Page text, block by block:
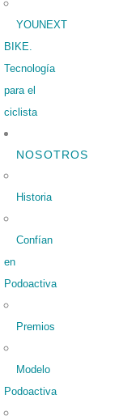
YOUNEXT
BIKE.
Tecnología
para el
ciclista
NOSOTROS
Historia
Confían
en
Podoactiva
Premios
Modelo
Podoactiva